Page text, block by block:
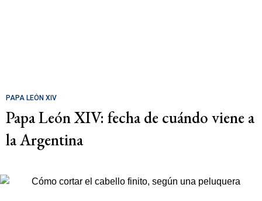
PAPA LEÓN XIV
Papa León XIV: fecha de cuándo viene a
la Argentina